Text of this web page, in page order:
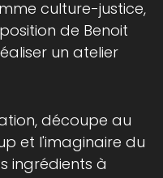
culture-justice,
de Benoit
un atelier
découpe au
et l'imaginaire du
ingrédients à